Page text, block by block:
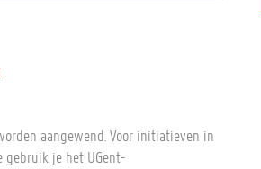
aangewend. Voor initiatieven in
je het UGent-